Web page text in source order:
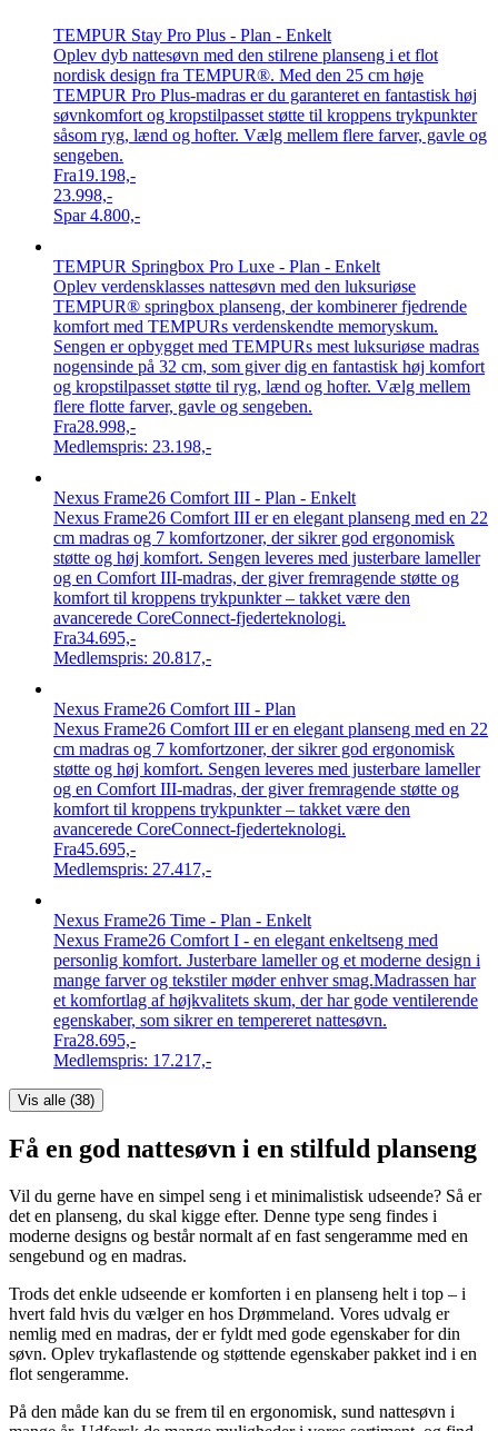
TEMPUR Stay Pro Plus - Plan - Enkelt
Oplev dyb nattesøvn med den stilrene planseng i et flot
nordisk design fra TEMPUR®. Med den 25 cm høje
TEMPUR Pro Plus-madras er du garanteret en fantastisk høj
søvnkomfort og kropstilpasset støtte til kroppens trykpunkter
såsom ryg, lænd og hofter. Vælg mellem flere farver, gavle og
sengeben.
Fra19.198,-
23.998,-
Spar4.800,-
TEMPUR Springbox Pro Luxe - Plan - Enkelt
Oplev verdensklasses nattesøvn med den luksuriøse
TEMPUR® springbox planseng, der kombinerer fjedrende
komfort med TEMPURs verdenskendte memoryskum.
Sengen er opbygget med TEMPURs mest luksuriøse madras
nogensinde på 32 cm, som giver dig en fantastisk høj komfort
og kropstilpasset støtte til ryg, lænd og hofter. Vælg mellem
flere flotte farver, gavle og sengeben.
Fra28.998,-
Medlemspris: 23.198,-
Nexus Frame26 Comfort III - Plan - Enkelt
Nexus Frame26 Comfort III er en elegant planseng med en 22
cm madras og 7 komfortzoner, der sikrer god ergonomisk
støtte og høj komfort. Sengen leveres med justerbare lameller
og en Comfort III-madras, der giver fremragende støtte og
komfort til kroppens trykpunkter – takket være den
avancerede CoreConnect-fjederteknologi.
Fra34.695,-
Medlemspris: 20.817,-
Nexus Frame26 Comfort III - Plan
Nexus Frame26 Comfort III er en elegant planseng med en 22
cm madras og 7 komfortzoner, der sikrer god ergonomisk
støtte og høj komfort. Sengen leveres med justerbare lameller
og en Comfort III-madras, der giver fremragende støtte og
komfort til kroppens trykpunkter – takket være den
avancerede CoreConnect-fjederteknologi.
Fra45.695,-
Medlemspris: 27.417,-
Nexus Frame26 Time - Plan - Enkelt
Nexus Frame26 Comfort I - en elegant enkeltseng med
personlig komfort. Justerbare lameller og et moderne design i
mange farver og tekstiler møder enhver smag.Madrassen har
et komfortlag af højkvalitets skum, der har gode ventilerende
egenskaber, som sikrer en tempereret nattesøvn.
Fra28.695,-
Medlemspris: 17.217,-
Vis alle (38)
Få en god nattesøvn i en stilfuld planseng
Vil du gerne have en simpel seng i et minimalistisk udseende? Så er
det en planseng, du skal kigge efter. Denne type seng findes i
moderne designs og består normalt af en fast sengeramme med en
sengebund og en madras.
Trods det enkle udseende er komforten i en planseng helt i top – i
hvert fald hvis du vælger en hos Drømmeland. Vores udvalg er
nemlig med en madras, der er fyldt med gode egenskaber for din
søvn. Oplev trykaflastende og støttende egenskaber pakket ind i en
flot sengeramme.
På den måde kan du se frem til en ergonomisk, sund nattesøvn i